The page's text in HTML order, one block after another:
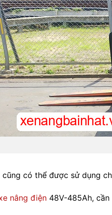
cũng có thể được sử dụng
nâng điện 48V-485Ah,